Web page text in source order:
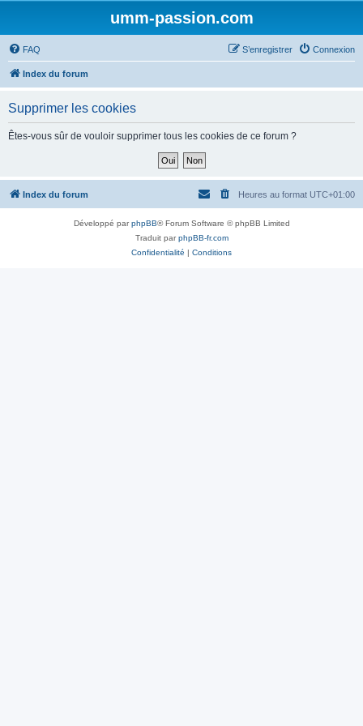
umm-passion.com
FAQ Connexion
S’enregistrer
Index du forum
Supprimer les cookies
Êtes-vous sûr de vouloir supprimer tous les cookies de ce forum ?
Index du forum Heures au format UTC+01:00
Développé parphpBB® Forum Software © phpBB Limited
Traduit parphpBB-fr.com
Confidentialité | Conditions